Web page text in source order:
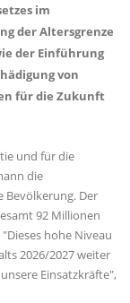
im
der Altersgrenze
der Einführung
von
für die Zukunft
und für die
die
Bevölkerung. Der
92 Millionen
hohe Niveau
2026/2027 weiter
Einsatzkräfte",